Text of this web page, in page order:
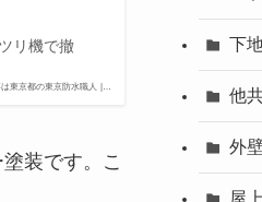
は東京都の東京防水職人 |…
リ機で撤
装です。こ
下
他
外
屋